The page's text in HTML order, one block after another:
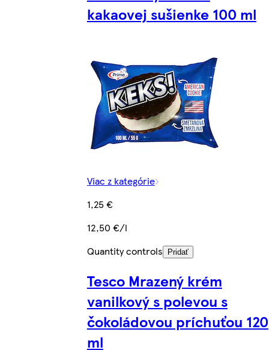
kakaovej sušienke 100 ml
Viac z kategórie
1,25 €
12,50 €/l
Quantity controls
Pridať
Tesco Mrazený krém
vanilkový s polevou s
čokoládovou príchuťou 120
ml